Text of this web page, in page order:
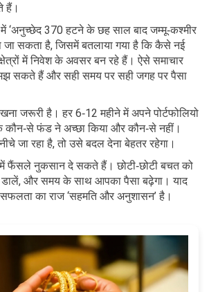
हैं।
में ‘अनुच्छेद 370 हटने के छह साल बाद जम्मू‑कश्मीर
जा सकता है, जिसमें बतलाया गया है कि कैसे नई
में निवेश के अवसर बन रहे हैं। ऐसे समाचार
सकते हैं और सही समय पर सही जगह पर पैसा
जरूरी है। हर 6‑12 महीने में अपने पोर्टफोलियो
कौन‑से फंड ने अच्छा किया और कौन‑से नहीं।
जा रहा है, तो उसे बदल देना बेहतर रहेगा।
में फैंसले नुकसान दे सकते हैं। छोटी‑छोटी बचत को
डालें, और समय के साथ आपका पैसा बढ़ेगा। याद
का राज ‘सहमति और अनुशासन’ है।